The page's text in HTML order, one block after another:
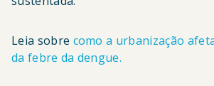
Leia sobre como a urbanização
da febre da dengue.